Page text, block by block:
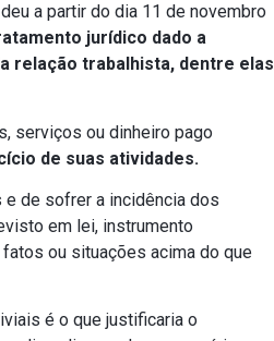
a partir do dia 11 de novembro
jurídico dado a
relação trabalhista, dentre elas
serviços ou dinheiro pago
de suas atividades.
e de sofrer a incidência dos
em lei, instrumento
ou situações acima do que
é o que justificaria o